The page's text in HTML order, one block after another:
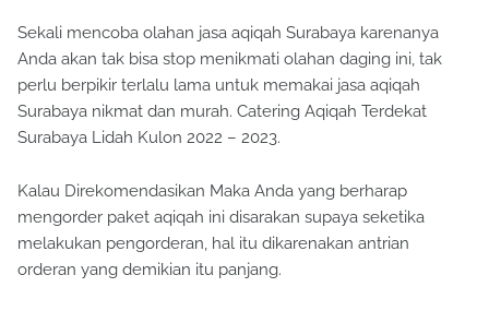
Sekali mencoba olahan jasa aqiqah Surabaya karenanya
Anda akan tak bisa stop menikmati olahan daging ini, tak
perlu berpikir terlalu lama untuk memakai jasa aqiqah
Surabaya nikmat dan murah. Catering Aqiqah Terdekat
Surabaya Lidah Kulon 2022 – 2023.
Kalau Direkomendasikan Maka Anda yang berharap
mengorder paket aqiqah ini disarakan supaya seketika
melakukan pengorderan, hal itu dikarenakan antrian
orderan yang demikian itu panjang.